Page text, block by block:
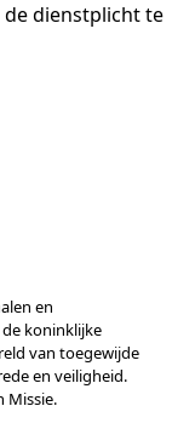
de dienstplicht te
en
koninklijke
van toegewijde
en veiligheid.
Missie.